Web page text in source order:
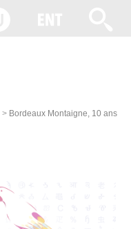
> Bordeaux Montaigne, 10 ans